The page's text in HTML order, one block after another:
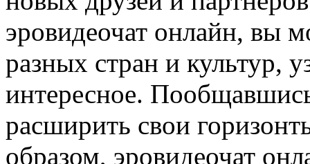
эровидеочат онлайн, вы
разных стран и культур,
интересное.
расширить свои
образом, эровидеочат